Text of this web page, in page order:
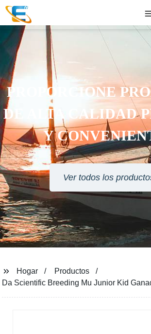
SERVICIO AL
HORAS EN
Ver todos los
Hogar
Productos
Da Scientific Breeding Mu Junior Kid